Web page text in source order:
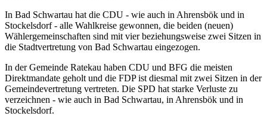
In Bad Schwartau hat die CDU - wie auch in Ahrensbök und in
Stockelsdorf - alle Wahlkreise gewonnen, die beiden (neuen)
Wählergemeinschaften sind mit vier beziehungsweise zwei Sitzen in
die Stadtvertretung von Bad Schwartau eingezogen.
In der Gemeinde Ratekau haben CDU und BFG die meisten
Direktmandate geholt und die FDP ist diesmal mit zwei Sitzen in der
Gemeindevertretung vertreten. Die SPD hat starke Verluste zu
verzeichnen - wie auch in Bad Schwartau, in Ahrensbök und in
Stockelsdorf.